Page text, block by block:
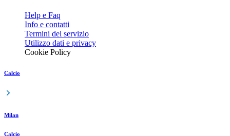
Help e Faq
Info e contatti
Termini del servizio
Utilizzo dati e privacy
Cookie Policy
Calcio
Milan
Calcio